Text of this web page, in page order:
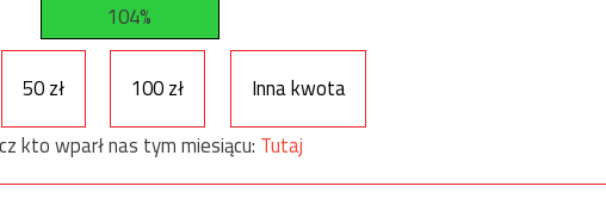
104%
50 zł 100 zł
Inna kwota
kto wparł nas tym miesiącu: Tutaj